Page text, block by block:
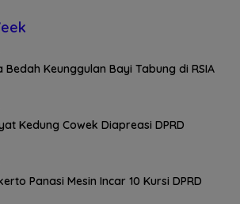
Bedah Keunggulan Bayi Tabung di RSIA
Kedung Cowek Diapreasi DPRD
Panasi Mesin Incar 10 Kursi DPRD